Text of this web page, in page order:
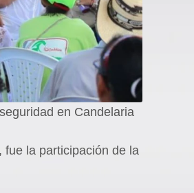
en Candelaria
fue la participación de la